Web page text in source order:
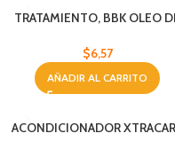
TRATAMIENTO, BBK OLEO
$6,57
AÑADIR AL CARRITO
ACONDICIONADOR